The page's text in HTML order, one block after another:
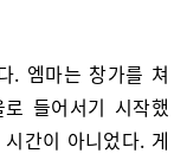
. 엠마는 창가를 쳐
들어서기 시작했
간이 아니었다. 게